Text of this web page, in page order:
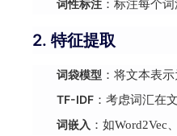
词性标注 ：标注每个
2. 特征提取
词袋模型 ：将文本表
TF-IDF ：考虑词汇在
词嵌入 ：如